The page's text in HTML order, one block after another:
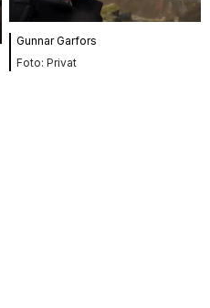
Gunnar Garfors
Privat